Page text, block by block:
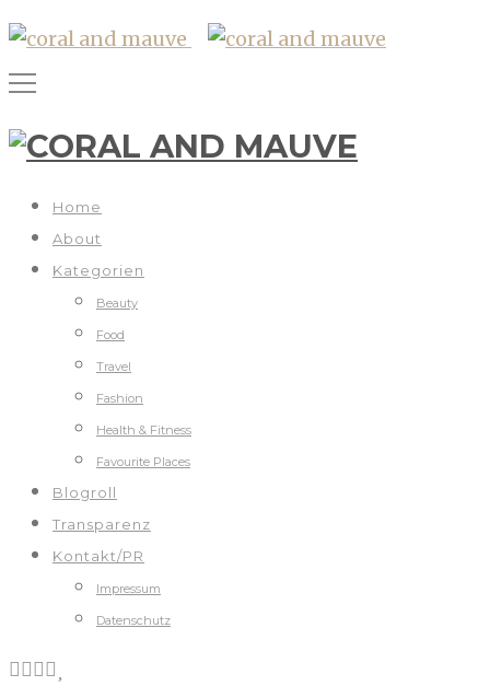
Home
About
Kategorien
Beauty
Food
Travel
Fashion
Health & Fitness
Favourite Places
Blogroll
Transparenz
Kontakt/PR
Impressum
Datenschutz